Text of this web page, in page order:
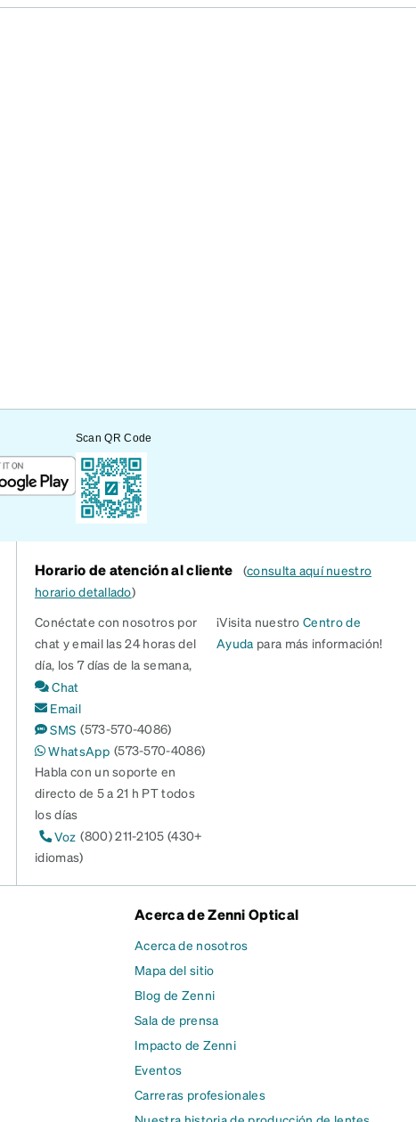
Scan QR Code
Horario de atención al cliente (consulta aquí nuestro
horario detallado)
Conéctate con nosotros por
chat y email las 24 horas del
día, los 7 días de la semana,
Chat
Email
SMS (573-570-4086)
WhatsApp (573-570-4086)
Habla con un soporte en
directo de 5 a 21 h PT todos
los días
Voz (800) 211-2105 (430+
idiomas)
¡Visita nuestroCentro de
Ayuda para más información!
Acerca de Zenni Optical
Acerca de nosotros
Mapa del sitio
Blog de Zenni
Sala de prensa
Impacto de Zenni
Eventos
Carreras profesionales